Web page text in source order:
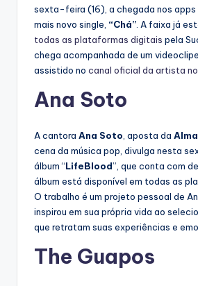
sexta-feira (16), a chegada nos apps
mais novo single, “Chá” . A faixa já
todas as plataformas digitais pela
chega acompanhada de um
assistido no canal oficial da artista no
Ana Soto
A cantora Ana Soto , aposta da
cena da música pop, divulga nesta
álbum “LifeBlood”, que conta com
álbum está disponível em todas as
O trabalho é um projeto pessoal de
inspirou em sua própria vida ao
que retratam suas experiências e
The Guapos